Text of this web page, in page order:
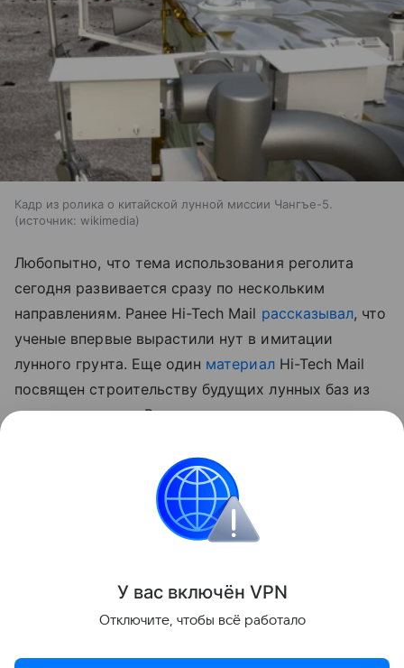
Кадр из ролика о китайской лунной миссии Чангъе-5.
источник: wikimedia
Любопытно, что тема использования реголита
сегодня развивается сразу по нескольким
направлениям. Ранее Hi-Tech Mail рассказывал, что
ученые впервые вырастили нут в имитации
лунного грунта. Еще один материалHi-Tech Mail
посвящен строительству будущих лунных баз из
самого реголита. В нем рассматривается
создания инфраструктуры прямо на месте.
Поделиться
У вас включён VPN
Отключите, чтобы всё работало